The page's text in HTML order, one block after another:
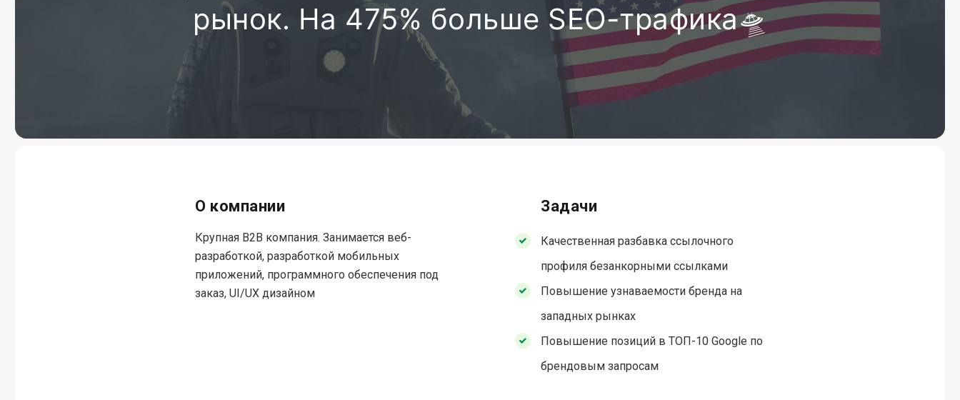
рынок. На 475% больше SEO-трафика🛸
О компании
Крупная B2B компания. Занимается веб-
разработкой, разработкой мобильных
приложений, программного обеспечения под
заказ, UI/UX дизайном
Задачи
Качественная разбавка ссылочного
профиля безанкорными ссылками
Повышение узнаваемости бренда на
западных рынках
Повышение позиций в ТОП-10 Google по
брендовым запросам